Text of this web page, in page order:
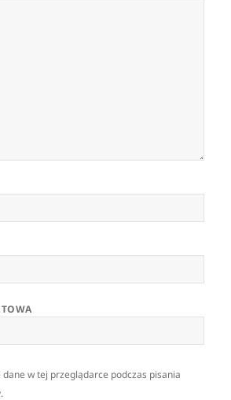
w tej przeglądarce podczas pisania